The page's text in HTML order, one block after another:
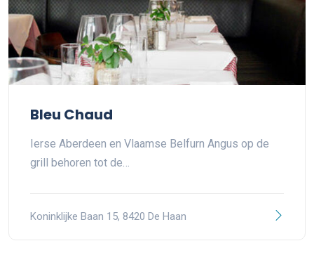
Bleu Chaud
Ierse Aberdeen en Vlaamse Belfurn Angus op de
grill behoren tot de…
Koninklijke Baan 15, 8420 De Haan